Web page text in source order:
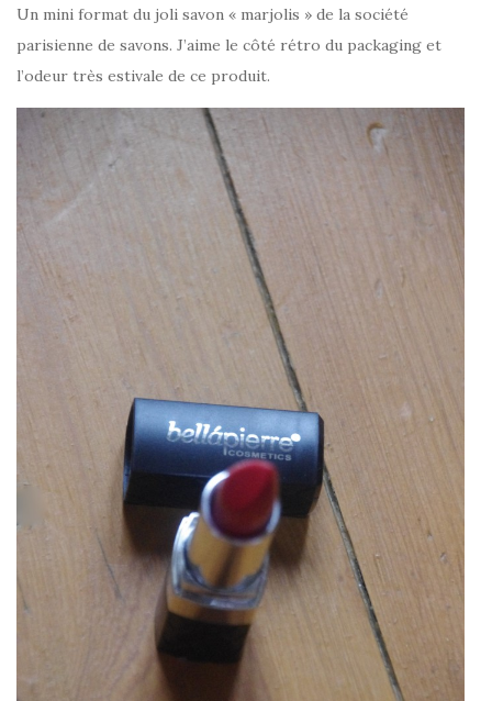
Un mini format du joli savon « marjolis » de la société
parisienne de savons. J’aime le côté rétro du packaging et
l’odeur très estivale de ce produit.